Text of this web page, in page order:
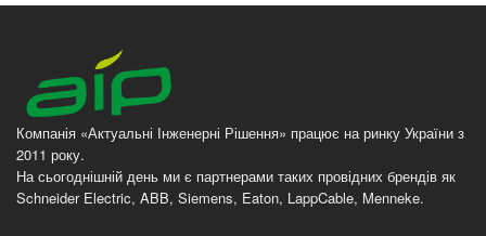
Компанія «Актуальні Інженерні Рішення» працює на ринку України з
2011 року.
На сьогоднішній день ми є партнерами таких провідних брендів як
Schneider Electric, ABB, Siemens, Eaton, LappCable, Menneke.